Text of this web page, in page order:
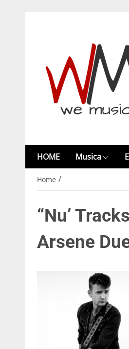
HOME Musica
Home /
“Nu’
Arsene